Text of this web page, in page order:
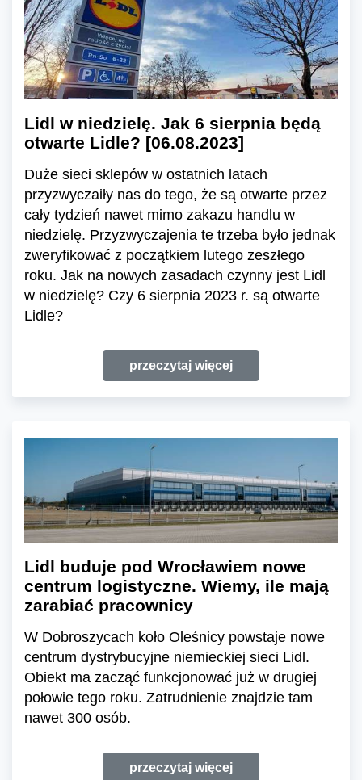
Lidl w niedzielę. Jak 6 sierpnia będą
otwarte Lidle? [06.08.2023]
Duże sieci sklepów w ostatnich latach
przyzwyczaiły nas do tego, że są otwarte przez
cały tydzień nawet mimo zakazu handlu w
niedzielę. Przyzwyczajenia te trzeba było jednak
zweryfikować z początkiem lutego zeszłego
roku. Jak na nowych zasadach czynny jest Lidl
w niedzielę? Czy 6 sierpnia 2023 r. są otwarte
Lidle?
przeczytaj więcej
Lidl buduje pod Wrocławiem nowe
centrum logistyczne. Wiemy, ile mają
zarabiać pracownicy
W Dobroszycach koło Oleśnicy powstaje nowe
centrum dystrybucyjne niemieckiej sieci Lidl.
Obiekt ma zacząć funkcjonować już w drugiej
połowie tego roku. Zatrudnienie znajdzie tam
nawet 300 osób.
przeczytaj więcej